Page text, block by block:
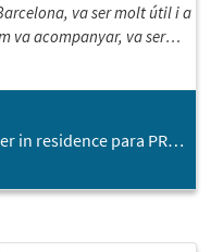
va ser molt útil i a
va acompanyar, va ser
Yara Paoli, Chief Growth Officier in residence para PREPLY